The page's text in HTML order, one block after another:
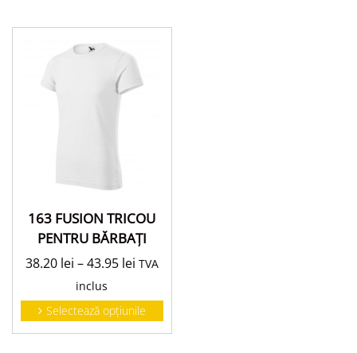
163 FUSION TRICOU
PENTRU BĂRBAŢI
38.20 lei –43.95 lei TVA
inclus
Selectează opțiunile